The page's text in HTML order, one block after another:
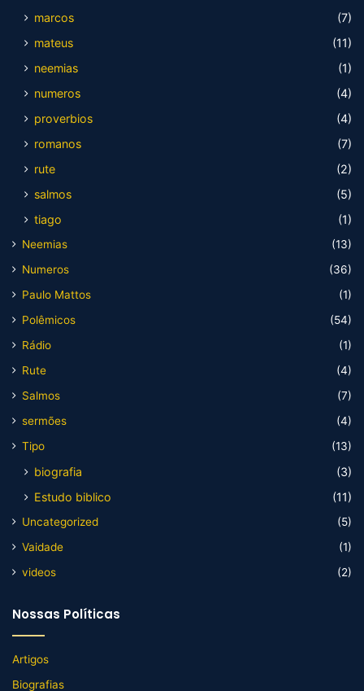
marcos
(7)
mateus
(11)
neemias
(1)
numeros
(4)
proverbios
(4)
romanos
(7)
rute
(2)
salmos
(5)
tiago
(1)
Neemias
(13)
Numeros
(36)
Paulo Mattos
(1)
Polêmicos
(54)
Rádio
(1)
Rute
(4)
Salmos
(7)
sermões
(4)
Tipo
(13)
biografia
(3)
Estudo biblico
(11)
Uncategorized
(5)
Vaidade
(1)
videos
(2)
Nossas Políticas
Artigos
Biografias